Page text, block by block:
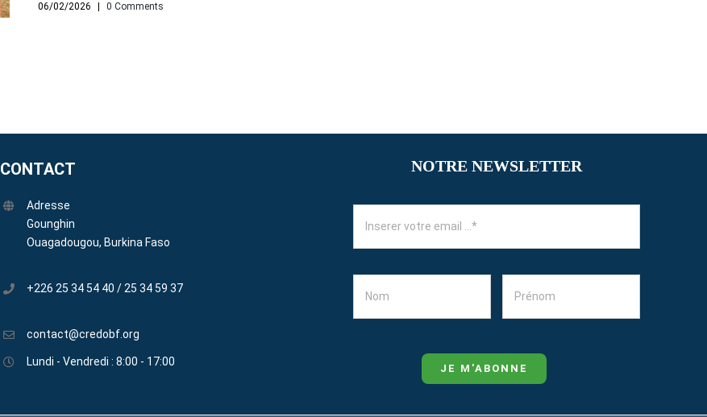
06/02/2026 0 Comments
CONTACT
Adresse
Gounghin
Ouagadougou, Burkina Faso
+226 25 34 54 40 / 25 34 59 37
contact@credobf.org
Lundi - Vendredi : 8:00 - 17:00
NOTRE NEWSLETTER
JE M'ABONNE